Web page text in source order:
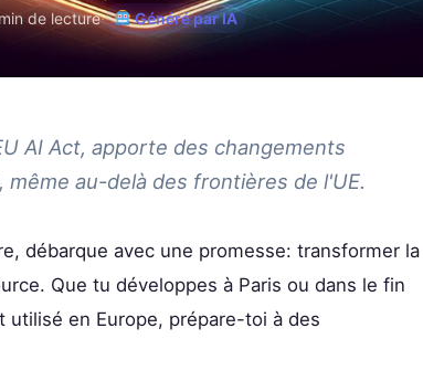
de lecture· Généré par IA
AI Act, apporte des changements
même au-delà des frontières de l'UE.
débarque avec une promesse: transformer la
Que tu développes à Paris ou dans le fin
utilisé en Europe, prépare-toi à des